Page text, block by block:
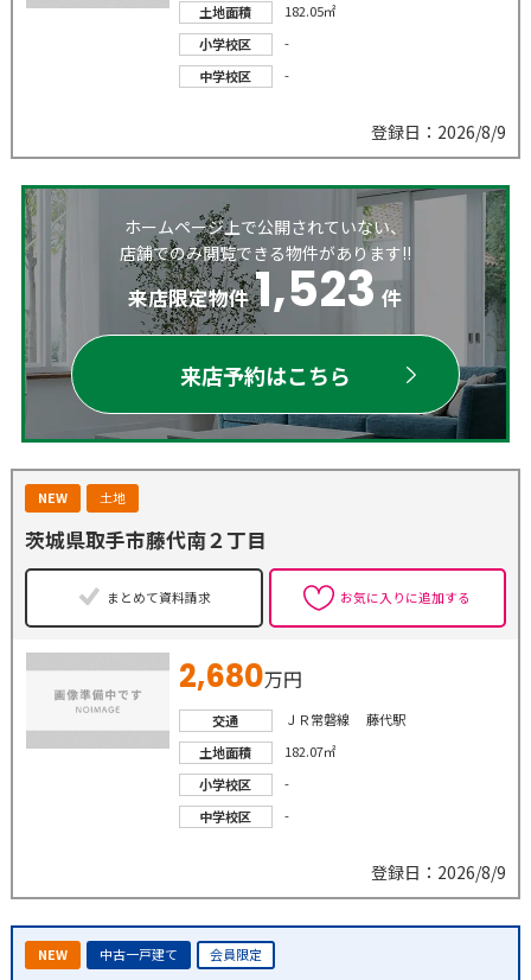
土地面積
182.05㎡
小学校区
-
中学校区
-
登録日：2026/8/9
ホームページ上で公開されていない、
店舗でのみ閲覧できる物件があります!!
来店限定物件 1,523 件
来店予約はこちら
NEW 土地
茨城県取手市藤代南２丁目
まとめて資料請求 お気に入りに追加する
2,680万円
交通
ＪＲ常磐線 藤代駅
土地面積
182.07㎡
小学校区
-
中学校区
-
登録日：2026/8/9
NEW 中古一戸建て 会員限定